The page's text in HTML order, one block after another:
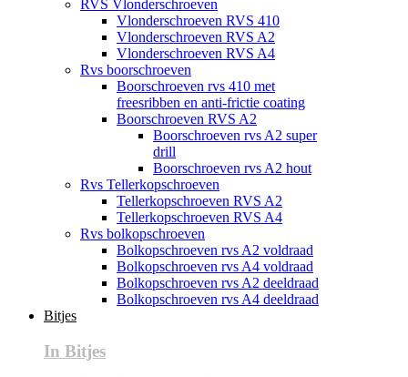
RVS Vlonderschroeven
Vlonderschroeven RVS 410
Vlonderschroeven RVS A2
Vlonderschroeven RVS A4
Rvs boorschroeven
Boorschroeven rvs 410 met
freesribben en anti-frictie coating
Boorschroeven RVS A2
Boorschroeven rvs A2 super
drill
Boorschroeven rvs A2 hout
Rvs Tellerkopschroeven
Tellerkopschroeven RVS A2
Tellerkopschroeven RVS A4
Rvs bolkopschroeven
Bolkopschroeven rvs A2 voldraad
Bolkopschroeven rvs A4 voldraad
Bolkopschroeven rvs A2 deeldraad
Bolkopschroeven rvs A4 deeldraad
Bitjes
In Bitjes